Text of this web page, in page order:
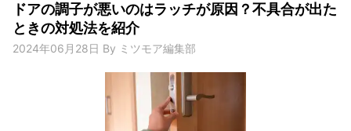
ドアの調子が悪いのはラッチが原因？不具合が出た
ときの対処法を紹介
2024年06月28日 By ミツモア編集部